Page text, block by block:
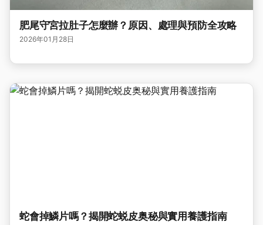
肥尾守宮拉肚子怎麼辦？原因、處理與預防全攻略
2026年01月28日
蛇會掉鱗片嗎？揭開蛇蜕皮奥秘與實用養護指南